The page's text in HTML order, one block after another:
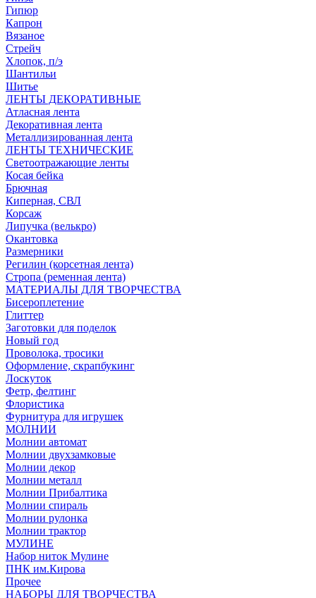
Гипюр
Капрон
Вязаное
Стрейч
Хлопок, п/э
Шантильи
Шитье
ЛЕНТЫ ДЕКОРАТИВНЫЕ
Атласная лента
Декоративная лента
Металлизированная лента
ЛЕНТЫ ТЕХНИЧЕСКИЕ
Светоотражающие ленты
Косая бейка
Брючная
Киперная, СВЛ
Корсаж
Липучка (велькро)
Окантовка
Размерники
Регилин (корсетная лента)
Стропа (ременная лента)
МАТЕРИАЛЫ ДЛЯ ТВОРЧЕСТВА
Бисероплетение
Глиттер
Заготовки для поделок
Новый год
Проволока, тросики
Оформление, скрапбукинг
Лоскуток
Фетр, фелтинг
Флористика
Фурнитура для игрушек
МОЛНИИ
Молнии автомат
Молнии двухзамковые
Молнии декор
Молнии металл
Молнии Прибалтика
Молнии спираль
Молнии рулонка
Молнии трактор
МУЛИНЕ
Набор ниток Мулине
ПНК им.Кирова
Прочее
НАБОРЫ ДЛЯ ТВОРЧЕСТВА